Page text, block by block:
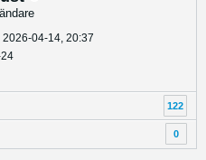
04-14, 20:37
122
0